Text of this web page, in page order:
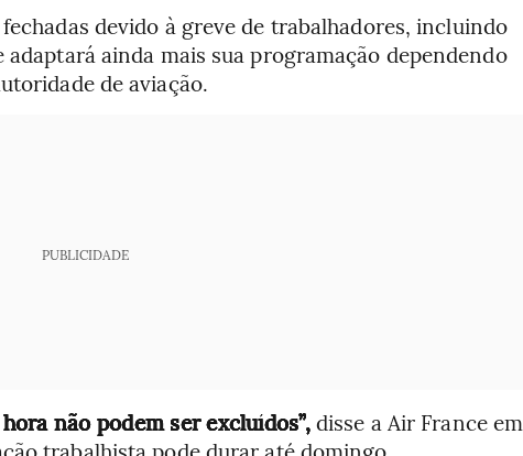
devido à greve de trabalhadores, incluindo
ainda mais sua programação dependendo
de aviação.
PUBLICIDADE
não podem ser excluídos”,disse a Air France em